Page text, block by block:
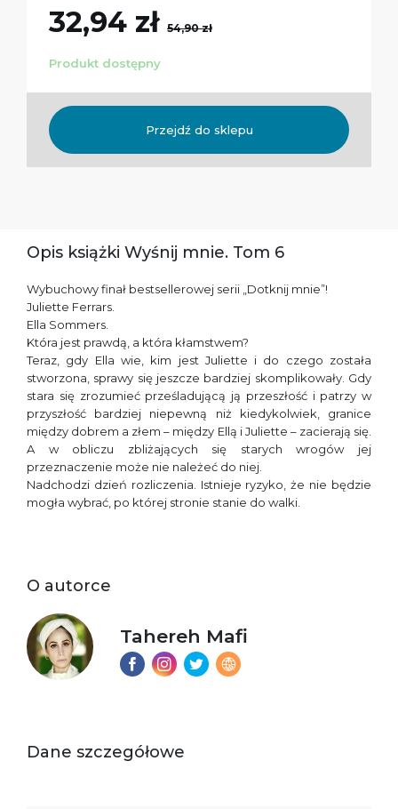
32,94 zł 54,90 zł
Produkt dostępny
Przejdź do sklepu
Opis książki Wyśnij mnie. Tom 6
Wybuchowy finał bestsellerowej serii „Dotknij mnie”!
Juliette Ferrars.
Ella Sommers.
Która jest prawdą, a która kłamstwem?
Teraz, gdy Ella wie, kim jest Juliette i do czego została
stworzona, sprawy się jeszcze bardziej skomplikowały. Gdy
stara się zrozumieć prześladującą ją przeszłość i patrzy w
przyszłość bardziej niepewną niż kiedykolwiek, granice
między dobrem a złem – między Ellą i Juliette – zacierają się.
A w obliczu zbliżających się starych wrogów jej
przeznaczenie może nie należeć do niej.
Nadchodzi dzień rozliczenia. Istnieje ryzyko, że nie będzie
mogła wybrać, po której stronie stanie do walki.
O autorce
Tahereh Mafi
Dane szczegółowe